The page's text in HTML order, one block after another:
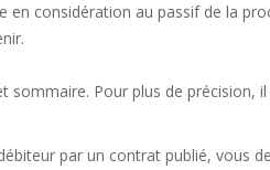
considération au passif de la
Pour plus de précision,
par un contrat publié, vous